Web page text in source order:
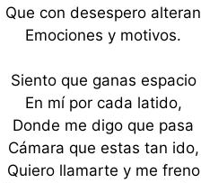
Que con desespero alteran
Emociones y motivos.
Siento que ganas espacio
En mí por cada latido,
Donde me digo que pasa
Cámara que estas tan ido,
Quiero llamarte y me freno